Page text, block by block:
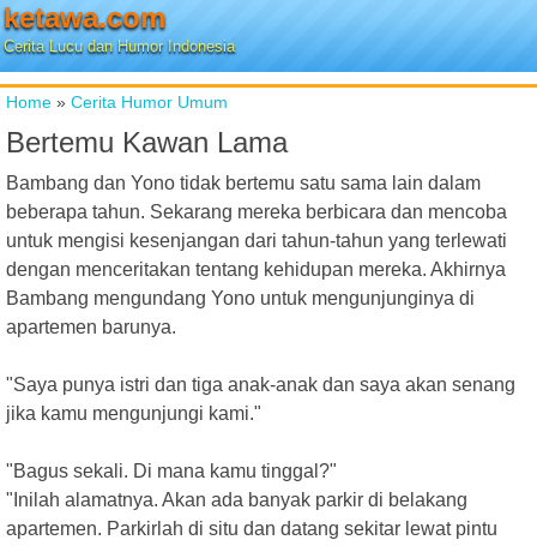
ketawa.com
Cerita Lucu dan Humor Indonesia
Home » Cerita Humor Umum
Bertemu Kawan Lama
Bambang dan Yono tidak bertemu satu sama lain dalam
beberapa tahun. Sekarang mereka berbicara dan mencoba
untuk mengisi kesenjangan dari tahun-tahun yang terlewati
dengan menceritakan tentang kehidupan mereka. Akhirnya
Bambang mengundang Yono untuk mengunjunginya di
apartemen barunya.
"Saya punya istri dan tiga anak-anak dan saya akan senang
jika kamu mengunjungi kami."
"Bagus sekali. Di mana kamu tinggal?"
"Inilah alamatnya. Akan ada banyak parkir di belakang
apartemen. Parkirlah di situ dan datang sekitar lewat pintu